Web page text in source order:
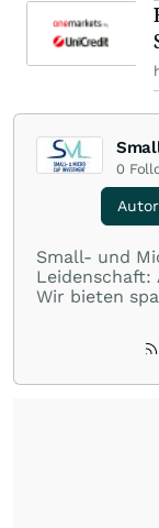
0
Small- und
Leidenschaft:
Wir bieten
Einblicke in